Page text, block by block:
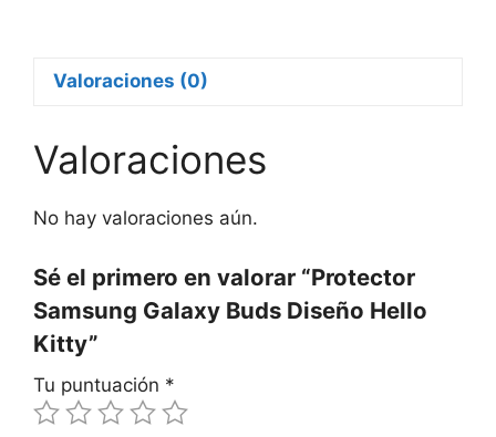
Diseño
cantidad
Valoraciones (0)
Valoraciones
No hay valoraciones aún.
Sé el primero en valorar “Protector
Samsung Galaxy Buds Diseño Hello
Kitty”
Tu puntuación *